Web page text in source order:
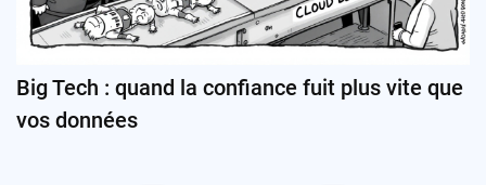
Big Tech : quand la confiance fuit plus vite que
vos données